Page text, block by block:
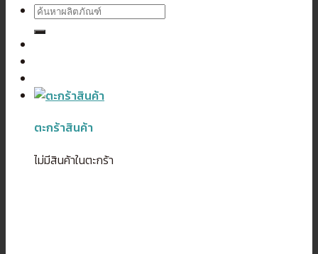
ค้นหา:
ตะกร้าสินค้า
ไม่มีสินค้าในตะกร้า